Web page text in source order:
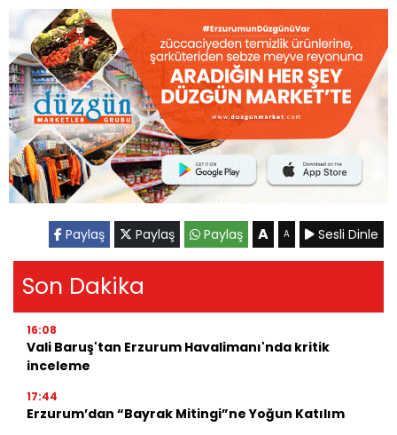
Paylaş Paylaş Paylaş A A Sesli Dinle
Son Dakika
16:08
Vali Baruş'tan Erzurum Havalimanı'nda kritik
inceleme
17:44
Erzurum’dan “Bayrak Mitingi”ne Yoğun Katılım